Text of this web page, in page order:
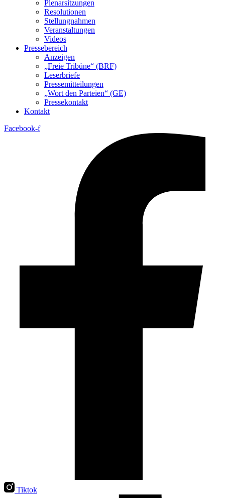
Plenarsitzungen
Resolutionen
Stellungnahmen
Veranstaltungen
Videos
Pressebereich
Anzeigen
„Freie Tribüne“ (BRF)
Leserbriefe
Pressemitteilungen
„Wort den Parteien“ (GE)
Pressekontakt
Kontakt
Facebook-f
Tiktok